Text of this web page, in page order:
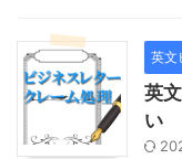
英文
英
い